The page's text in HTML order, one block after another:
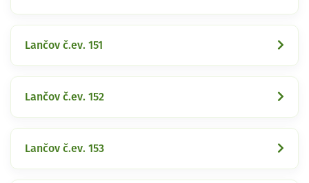
Lančov č.ev. 151
Lančov č.ev. 152
Lančov č.ev. 153